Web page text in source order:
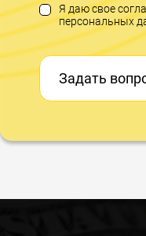
Я даю свое
персональных
Задать